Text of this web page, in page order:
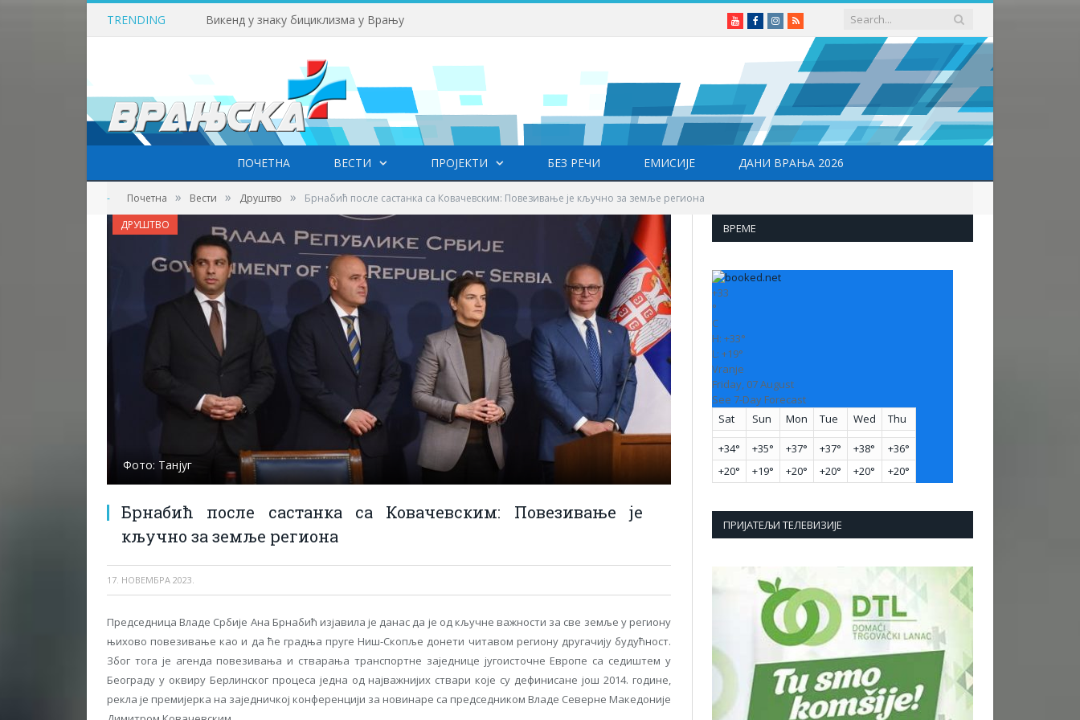
TRENDING Викенд у знаку бициклизма у Врању YoutubeFacebookInstagram
RSS
ПОЧЕТНА ВЕСТИ ПРОЈЕКТИ БЕЗ РЕЧИ ЕМИСИЈЕ ДАНИ ВРАЊА 2026
- Почетна » Вести » Друштво » Брнабић после састанка са Ковачевским: Повезивање је кључно за земље региона
Фото: Танјуг
Брнабић после састанка са Ковачевским: Повезивање је
кључно за земље региона
17. НОВЕМБРА 2023.
ДРУШТВО
Председница Владе Србије Ана Брнабић изјавила је данас да је од кључне важности за све земље у региону
њихово повезивање као и да ће градња пруге Ниш-Скопље донети читавом региону другачију будућност.
Због тога је агенда повезивања и стварања транспортне заједнице југоисточне Европе са седиштем у
Београду у оквиру Берлинског процеса једна од најважнијих ствари које су дефинисане још 2014. године,
рекла је премијерка на заједничкој конференцији за новинаре са председником Владе Северне Македоније
ВРЕМЕ
+33
°
C
H: +33°
L: +19°
Vranje
Friday, 07 August
See 7-Day Forecast
Sat
Sun Mon Tue Wed Thu
+34° +35° +37° +37° +38° +36°
+20° +19° +20° +20° +20° +20°
ПРИЈАТЕЉИ ТЕЛЕВИЗИЈЕ